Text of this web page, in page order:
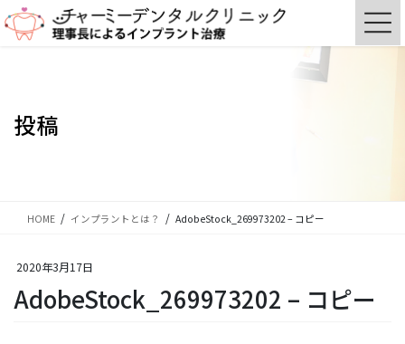
ン
ビ
投稿
HOME インプラントとは？ AdobeStock_269973202 – コピー
2020年3月17日
AdobeStock_269973202 – コピー